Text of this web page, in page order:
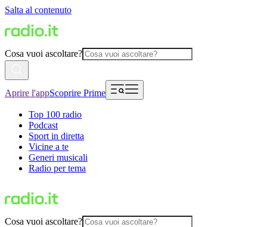
Salta al contenuto
Cosa vuoi ascoltare?
Aprire l'appScoprire Prime
Top 100 radio
Podcast
Sport in diretta
Vicine a te
Generi musicali
Radio per tema
Cosa vuoi ascoltare?